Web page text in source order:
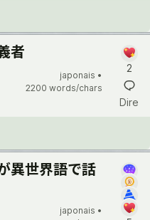
者
japonais •
2200 words/chars
2
Dire
異世界語で話
japonais •